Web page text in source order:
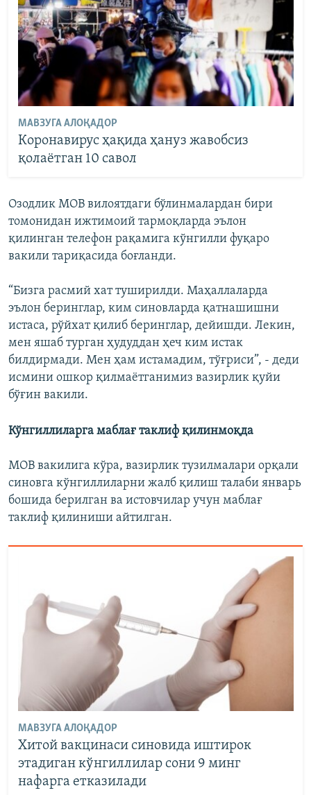
МАВЗУГА АЛОҚАДОР
Коронавирус ҳақида ҳануз жавобсиз
қолаётган 10 савол
Озодлик МОВ вилоятдаги бўлинмалардан бири
томонидан ижтимоий тармоқларда эълон
қилинган телефон рақамига кўнгилли фуқаро
вакили тариқасида боғланди.
“Бизга расмий хат туширилди. Маҳаллаларда
эълон беринглар, ким синовларда қатнашишни
истаса, рўйхат қилиб беринглар, дейишди. Лекин,
мен яшаб турган ҳудуддан ҳеч ким истак
билдирмади. Мен ҳам истамадим, тўғриси”, - деди
исмини ошкор қилмаётганимиз вазирлик қуйи
бўғин вакили.
Кўнгиллиларга маблағ таклиф қилинмоқда
МОВ вакилига кўра, вазирлик тузилмалари орқали
синовга кўнгиллиларни жалб қилиш талаби январь
бошида берилган ва истовчилар учун маблағ
таклиф қилиниши айтилган.
МАВЗУГА АЛОҚАДОР
Хитой вакцинаси синовида иштирок
этадиган кўнгиллилар сони 9 минг
нафарга етказилади